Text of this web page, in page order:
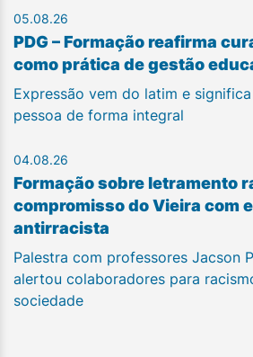
05.08.26
PDG – Formação reafirma
como prática de gestão
Expressão vem do latim e
pessoa de forma integral
04.08.26
Formação sobre letramento
compromisso do Vieira com
antirracista
Palestra com professores Jacson
alertou colaboradores para
sociedade